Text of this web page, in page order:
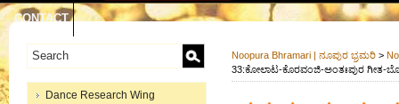
CONTACT
Dance Research Wing
Noopura Bhramari | ನೂಪುರ ಭ್ರಮರಿ >
33:ಕೋಲಾಟ-ಕೊರವಂಜಿ-ಅಂತಃಪುರ ಗೀತ-